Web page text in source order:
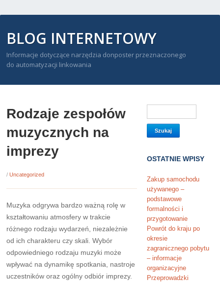
BLOG INTERNETOWY
Informacje dotyczące narzędzia donposter przeznaczonego
do automatyzacji linkowania
Rodzaje zespołów
muzycznych na
imprezy
/Uncategorized
Muzyka odgrywa bardzo ważną rolę w
kształtowaniu atmosfery w trakcie
różnego rodzaju wydarzeń, niezależnie
od ich charakteru czy skali. Wybór
odpowiedniego rodzaju muzyki może
wpływać na dynamikę spotkania, nastroje
uczestników oraz ogólny odbiór imprezy.
OSTATNIE WPISY
Zakup samochodu
używanego –
podstawowe
formalności i
przygotowanie
Powrót do kraju po
okresie
zagranicznego pobytu
– informacje
organizacyjne
Przeprowadzki